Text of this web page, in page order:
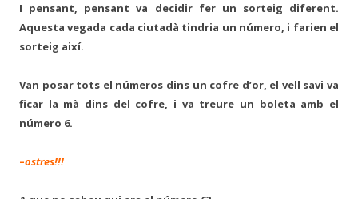
I pensant, pensant va decidir fer un sorteig diferent.
Aquesta vegada cada ciutadà tindria un número, i farien el
sorteig així.
Van posar tots el números dins un cofre d’or, el vell savi va
ficar la mà dins del cofre, i va treure un boleta amb el
número 6.
–ostres!!!